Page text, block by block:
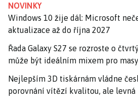
NOVINKY
Windows 10 žije dál: Microsoft
aktualizace až do října 2027
Řada Galaxy S27 se rozroste o
může být ideálním mixem pro
Nejlepším 3D tiskárnám vládne
porovnání vítězí kvalitou, ale levná